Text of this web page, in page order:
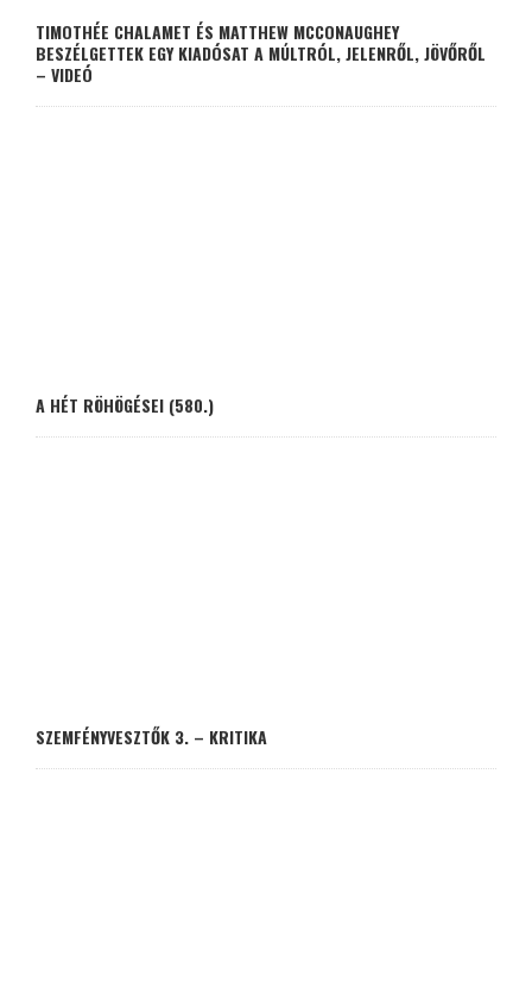
TIMOTHÉE CHALAMET ÉS MATTHEW MCCONAUGHEY
BESZÉLGETTEK EGY KIADÓSAT A MÚLTRÓL, JELENRŐL, JÖVŐRŐL
– VIDEÓ
A HÉT RÖHÖGÉSEI (580.)
SZEMFÉNYVESZTŐK 3. – KRITIKA